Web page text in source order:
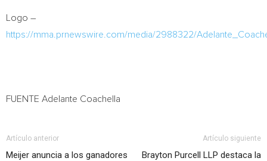
Logo –
https://mma.prnewswire.com/media/2988322/
FUENTE Adelante Coachella
Artículo anterior
Meijer anuncia a los ganadores
Artículo siguiente
Brayton Purcell LLP destaca la